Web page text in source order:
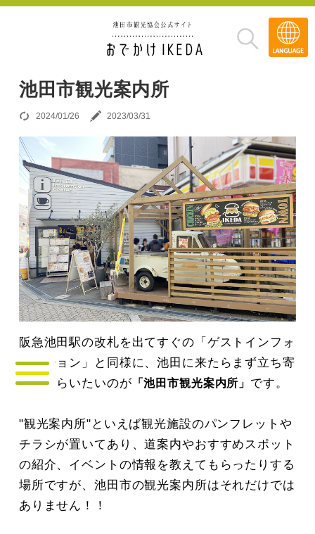
池田市観光案内所
2024/01/26 2023/03/31
阪急池田駅の改札を出てすぐの「ゲストインフォ
メーション」と同様に、池田に来たらまず立ち寄
ってもらいたいのが 「池田市観光案内所」 です。
"観光案内所"といえば観光施設のパンフレットや
チラシが置いてあり、道案内やおすすめスポット
の紹介、イベントの情報を教えてもらったりする
場所ですが、池田市の観光案内所はそれだけでは
ありません！！
»